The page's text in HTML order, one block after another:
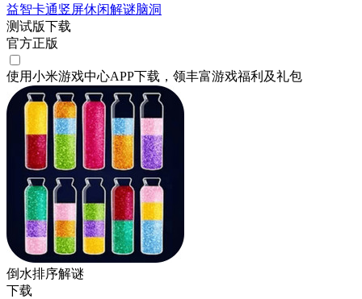
益智卡通竖屏休闲解谜脑洞
测试版下载
官方正版
使用小米游戏中心APP下载 ，领丰富游戏福利 及礼包
倒水排序解谜
下载